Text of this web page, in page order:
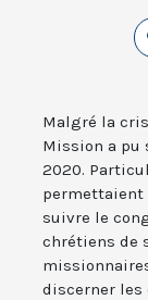
Malgré la
Mission a pu
2020.
permettaient
suivre le
chrétiens de
discerner les